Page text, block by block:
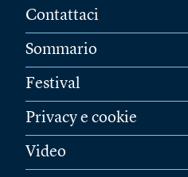
Contattaci
Sommario
Festival
Privacy e cookie
Video